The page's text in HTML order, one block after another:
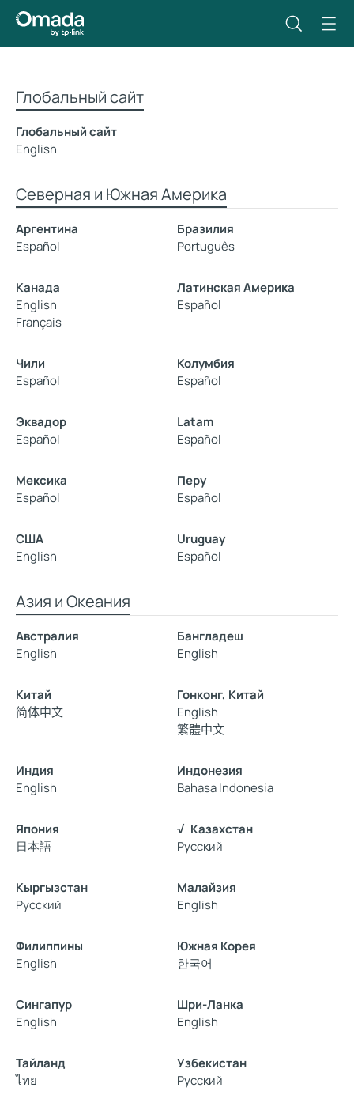
Глобальный сайт
Глобальный сайт
English
Северная и Южная Америка
Аргентина
Español
Бразилия
Português
Канада
English
Français
Латинская Америка
Español
Чили
Español
Колумбия
Español
Эквадор
Español
Latam
Español
Мексика
Español
Перу
Español
США
English
Uruguay
Español
Азия и Океания
Австралия
English
Бангладеш
English
Китай
简体中文
Гонконг, Китай
English
繁體中文
Индия
English
Индонезия
Bahasa Indonesia
Япония
日本語
Казахстан
Русский
Кыргызстан
Русский
Малайзия
English
Филиппины
English
Южная Корея
한국어
Сингапур
English
Шри-Ланка
English
Тайланд
ไทย
Узбекистан
Русский